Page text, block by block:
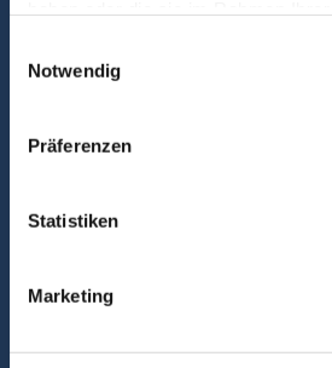
Notwendig
Präferenzen
Statistiken
Marketing
Fachbereiche
Anzeigen
Internationales
KI